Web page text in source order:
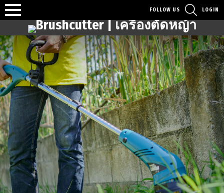
Menu
FOLLOW US
LOGIN